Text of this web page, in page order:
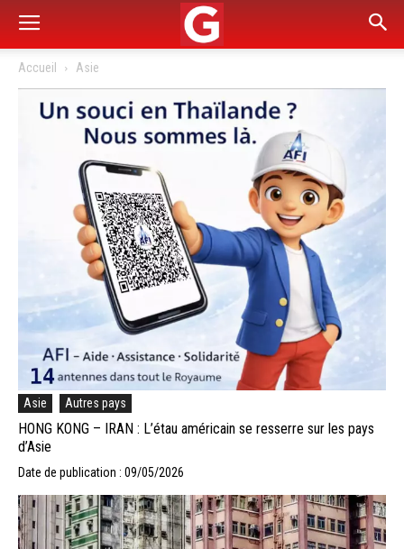
Accueil Asie
Asie Autres pays
HONG KONG – IRAN : L’étau américain se resserre sur les pays
d’Asie
Date de publication : 09/05/2026